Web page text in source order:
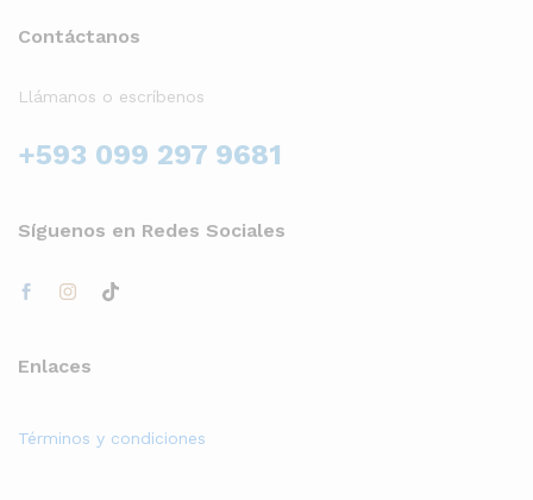
Contáctanos
Llámanos o escríbenos
+593 099 297 9681
Síguenos en Redes Sociales
Enlaces
Términos y condiciones